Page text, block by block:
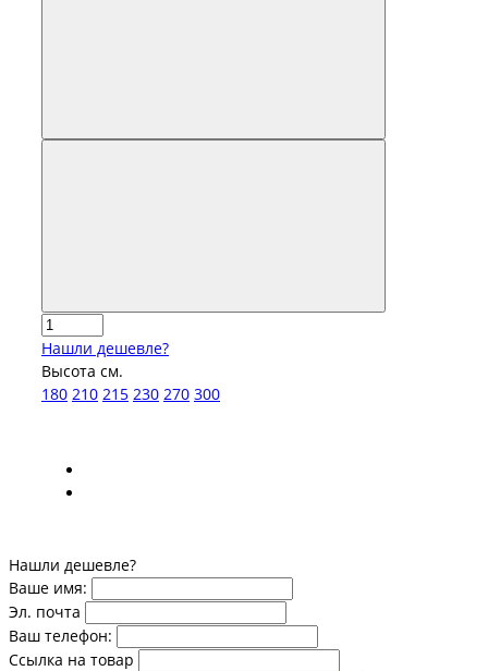
Нашли дешевле?
Высота см.
180 210 215 230 270 300
Нашли дешевле?
Ваше имя:
Эл. почта
Ваш телефон:
Ссылка на товар